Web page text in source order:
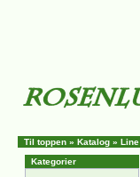
Til toppen » Katalog » Line
Kategorier